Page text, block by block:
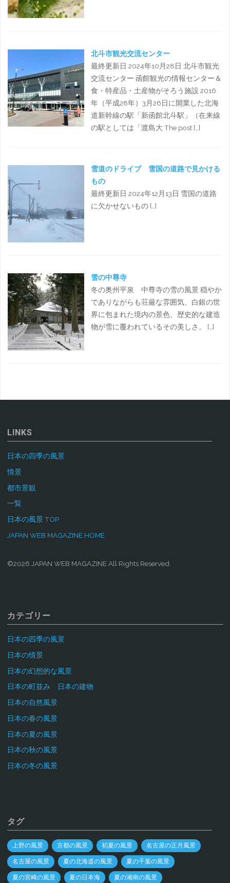
北斗市観光交流センター
最終更新日 2024年10月28日 北斗市観光
交流センター 函館観光の情報センター＆
食・特産品・土産物がそろう施設 2016
年（平成28年）3月26日に開業した北海
道新幹線の駅「新函館北斗駅」（在来線
の駅としては「渡島大 The post […]
雪道のドライブ 雪国の道路で見かける
もの
最終更新日 2024年12月13日 雪国の道路
に欠かせないもの […]
雪の中尊寺
冬の奥州平泉 中尊寺の雪の風景 穏やか
でありながらも荘厳な雰囲気、白銀の世
界に包まれた境内の景色、歴史的な建造
物が雪に覆われているその美しさ。 […]
LINKS
日本の四季の風景
情景
都市景観
一覧
日本の風景 TOP
JAPAN WEB MAGAZINE HOME
©2026 JAPAN WEB MAGAZINE All Rights Reserved.
カテゴリー
日本の四季の風景
日本の情景
日本の幻想的な風景
日本の町並み 日本の建物
日本の自然風景
日本の春の風景
日本の夏の風景
日本の秋の風景
日本の冬の風景
タグ
上野の風景 京都の風景 初夏の風景 名古屋の正月風景
名古屋の風景 夏の北海道の風景 夏の千葉の風景
夏の宮崎の風景 夏の日本海 夏の湘南の風景